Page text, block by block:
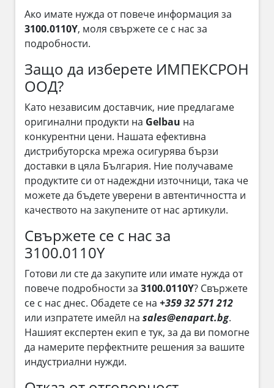
Ако имате нужда от повече информация за
3100.0110Y, моля свържете се с нас за
подробности.
Защо да изберете ИМПЕКСРОН
ООД?
Като независим доставчик, ние предлагаме
оригинални продукти на Gelbau на
конкурентни цени. Нашата ефективна
дистрибуторска мрежа осигурява бързи
доставки в цяла България. Ние получаваме
продуктите си от надеждни източници, така че
можете да бъдете уверени в автентичността и
качеството на закупените от нас артикули.
Свържете се с нас за
3100.0110Y
Готови ли сте да закупите или имате нужда от
повече подробности за 3100.0110Y? Свържете
се с нас днес. Обадете се на +359 32 571 212
или изпратете имейл на sales@enapart.bg.
Нашият експертен екип е тук, за да ви помогне
да намерите перфектните решения за вашите
индустриални нужди.